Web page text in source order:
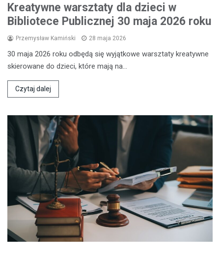
Kreatywne warsztaty dla dzieci w
Bibliotece Publicznej 30 maja 2026 roku
Przemysław Kamiński 28 maja 2026
30 maja 2026 roku odbędą się wyjątkowe warsztaty kreatywne
skierowane do dzieci, które mają na…
Czytaj dalej